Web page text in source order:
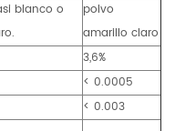
blanco o
polvo
amarillo claro
3,6%
< 0.0005
< 0.003